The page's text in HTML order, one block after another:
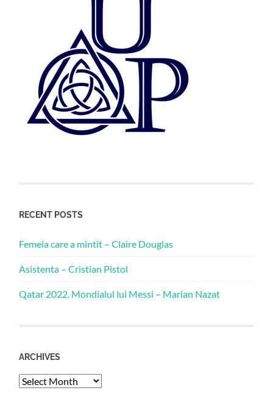
RECENT POSTS
Femeia care a mintit – Claire Douglas
Asistenta – Cristian Pistol
Qatar 2022. Mondialul lui Messi – Marian Nazat
ARCHIVES
Archives